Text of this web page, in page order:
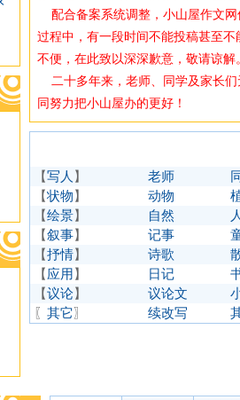
配合备案系统调整，小山屋作文网
过程中，有一段时间不能投稿甚至
不便，在此致以深深歉意，敬请谅解
二十多年来，老师、同学及家长们
同努力把小山屋办的更好！
【写人 】 老师
【状物】 动物
【绘景】 自然
【叙事】 记事
【抒情】 诗歌
【应用】 日记
【议论】 议论文
〖 其它〗 续改写